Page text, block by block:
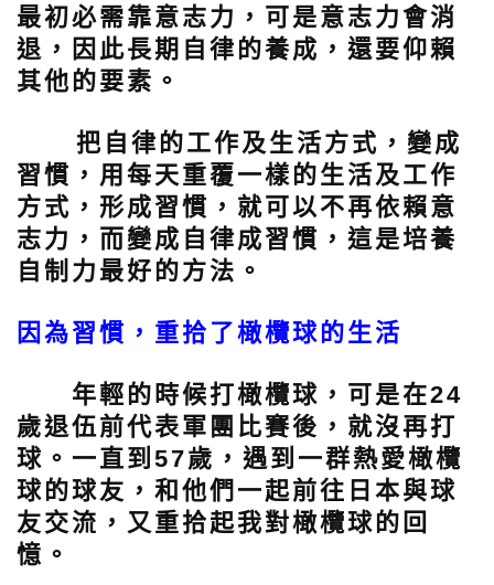
最初必需靠意志力，可是意志力會消
退，因此長期自律的養成，還要仰賴
其他的要素。
把自律的工作及生活方式，變成
習慣，用每天重覆一樣的生活及工作
方式，形成習慣，就可以不再依賴意
志力，而變成自律成習慣，這是培養
自制力最好的方法。
因為習慣，重拾了橄欖球的生活
年輕的時候打橄欖球，可是在24
歲退伍前代表軍團比賽後，就沒再打
球。一直到57歲，遇到一群熱愛橄欖
球的球友，和他們一起前往日本與球
友交流，又重拾起我對橄欖球的回
憶。